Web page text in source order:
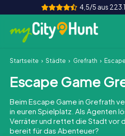
4,5/5 aus
So funktioniert's
Städte
Touren
Teamevent
Startseite Städte Grefrath Escape
Escape Game
Beim Escape Game in Grefrath
in euren Spielplatz. Als Agenten
Verräter und rettet die Stadt vor
bereit für das Abenteuer?